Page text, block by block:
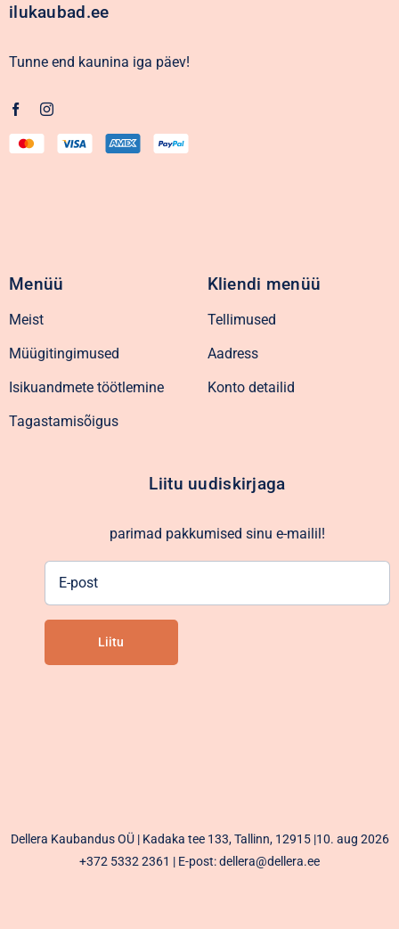
ilukaubad.ee
Tunne end kaunina iga päev!
Menüü
Meist
Müügitingimused
Isikuandmete töötlemine
Tagastamisõigus
Kliendi menüü
Tellimused
Aadress
Konto detailid
Liitu uudiskirjaga
parimad pakkumised sinu e-mailil!
Liitu
Dellera Kaubandus OÜ | Kadaka tee 133, Tallinn, 12915 |10. aug 2026
+372 5332 2361 | E-post: dellera@dellera.ee